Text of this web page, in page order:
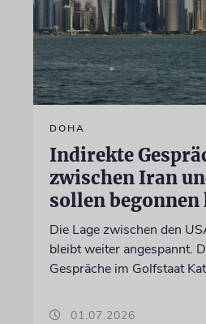
DOHA
Indirekte
zwischen Iran
sollen begonnen
Die Lage zwischen den
bleibt weiter angespannt.
Gespräche im Golfstaat
01.07.2026